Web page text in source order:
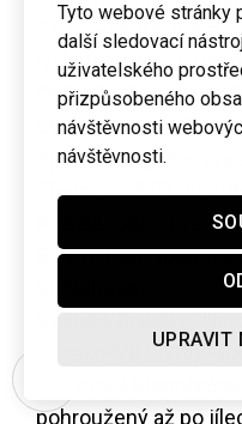
Tyto webové stránky
další sledovací
uživatelského
přizpůsobeného
návštěvnosti
návštěvnosti.
UPRAVIT
Benedikta Rugara.
Hahaha(r. Hong
Oki's Movie(r. Hong
Strýček Búnmí
Apichatpong
Thajsko/VB/
(Shi, r. Lee
BOY(r. Roh Hong-jin,
Dánsko/VB 2010) -
pohroužený až po